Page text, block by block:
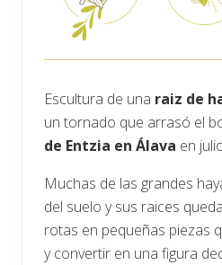
Escultura de una raiz de
un tornado que arrasó el
de Entzia en Álava en
Muchas de las grandes
del suelo y sus raices
rotas en pequeñas piezas
y convertir en una figura